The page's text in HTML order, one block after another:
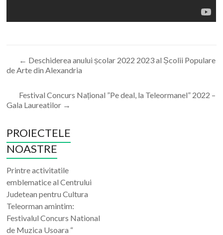
← Deschiderea anului școlar 2022 2023 al Școlii Populare
de Arte din Alexandria
Festival Concurs Național ”Pe deal, la Teleormanel” 2022 –
Gala Laureatilor →
PROIECTELE
NOASTRE
Printre activitatile
emblematice al Centrului
Judetean pentru Cultura
Teleorman amintim:
Festivalul Concurs National
de Muzica Usoara “